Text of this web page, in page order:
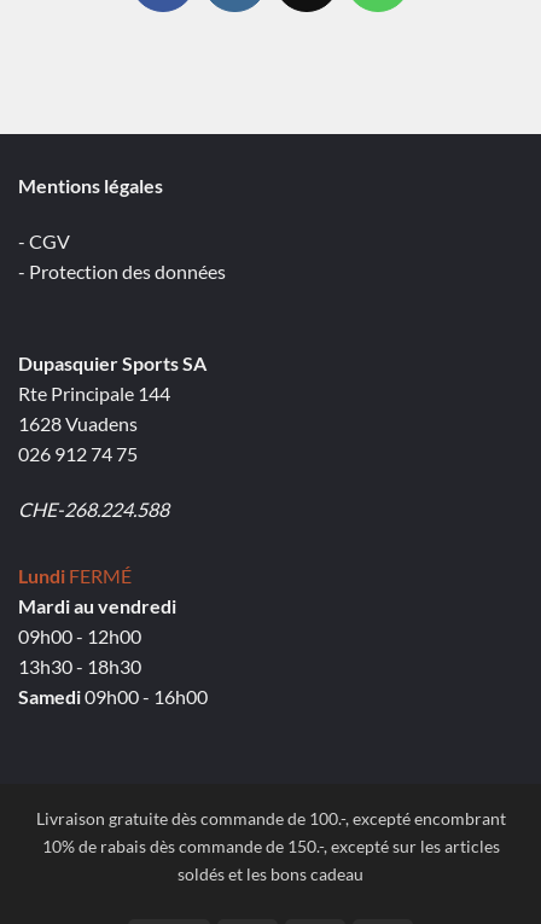
Mentions légales
- CGV
- Protection des données
Dupasquier Sports SA
Rte Principale 144
1628 Vuadens
026 912 74 75
CHE-268.224.588
Lundi FERMÉ
Mardi au vendredi
09h00 - 12h00
13h30 - 18h30
Samedi09h00 - 16h00
Livraison gratuite dès commande de 100.-, excepté encombrant
10% de rabais dès commande de 150.-, excepté sur les articles
soldés et les bons cadeau